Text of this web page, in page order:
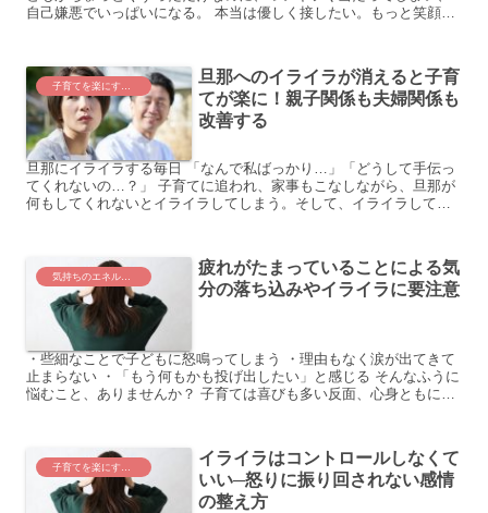
自己嫌悪でいっぱいになる。 本当は優しく接したい。もっと笑顔で
子育てを楽にするコツ
旦那へのイライラが消えると子育
てが楽に！親子関係も夫婦関係も
改善する
旦那にイライラする毎日 「なんで私ばっかり…」「どうして手伝っ
てくれないの…？」 子育てに追われ、家事もこなしながら、旦那が
何もしてくれないとイライラしてしまう。そして、イライラしてい
気持ちのエネルギー切れ
疲れがたまっていることによる気
分の落ち込みやイライラに要注意
・些細なことで子どもに怒鳴ってしまう ・理由もなく涙が出てきて
止まらない ・「もう何もかも投げ出したい」と感じる そんなふうに
悩むこと、ありませんか？ 子育ては喜びも多い反面、心身ともに疲
イライラはコントロールしなくて
いい─怒りに振り回されない感情
の整え方